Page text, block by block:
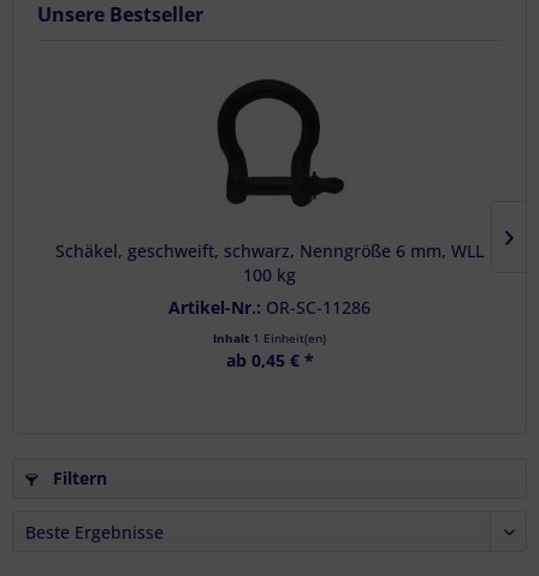
Unsere Bestseller
Schäkel, geschweift, schwarz, Nenngröße 6 mm, WLL
100 kg
Artikel-Nr.: OR-SC-11286
Inhalt 1 Einheit(en)
ab 0,45 € *
Filtern